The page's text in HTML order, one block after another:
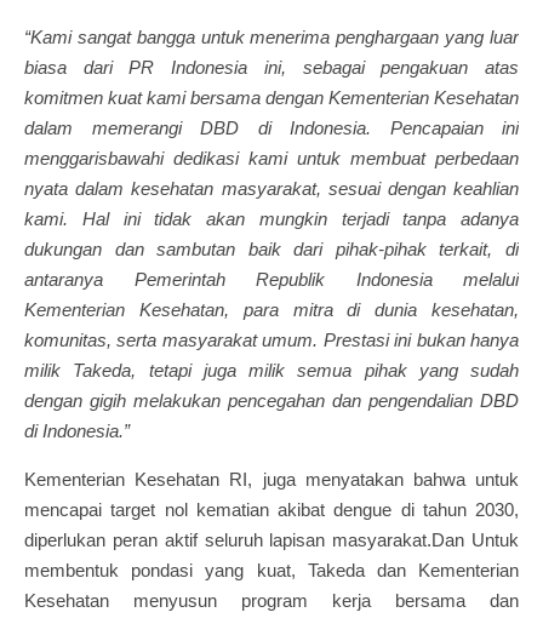
“Kami sangat bangga untuk menerima penghargaan yang luar
biasa dari PR Indonesia ini, sebagai pengakuan atas
komitmen kuat kami bersama dengan Kementerian Kesehatan
dalam memerangi DBD di Indonesia. Pencapaian ini
menggarisbawahi dedikasi kami untuk membuat perbedaan
nyata dalam kesehatan masyarakat, sesuai dengan keahlian
kami. Hal ini tidak akan mungkin terjadi tanpa adanya
dukungan dan sambutan baik dari pihak-pihak terkait, di
antaranya Pemerintah Republik Indonesia melalui
Kementerian Kesehatan, para mitra di dunia kesehatan,
komunitas, serta masyarakat umum. Prestasi ini bukan hanya
milik Takeda, tetapi juga milik semua pihak yang sudah
dengan gigih melakukan pencegahan dan pengendalian DBD
di Indonesia.”
Kementerian Kesehatan RI, juga menyatakan bahwa untuk
mencapai target nol kematian akibat dengue di tahun 2030,
diperlukan peran aktif seluruh lapisan masyarakat.Dan Untuk
membentuk pondasi yang kuat, Takeda dan Kementerian
Kesehatan menyusun program kerja bersama dan